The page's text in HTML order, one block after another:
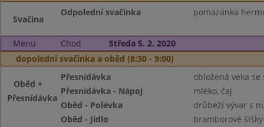
Svačina
Odpolední svačinka pomazánka
Menu Chod
Středa 5. 2. 2020
dopolední svačinka a oběd (8:30 - 9:00)
Oběd +
Přesnídávka
Přesnídávka
obložená veka
Přesnídávka - Nápoj
mléko, čaj
Oběd - Polévka
drůbeží vývar s
Oběd - Jídlo
bramborové